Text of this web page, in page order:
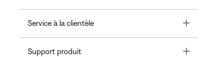
Service à la clientèle Toggle
Support produit Toggle